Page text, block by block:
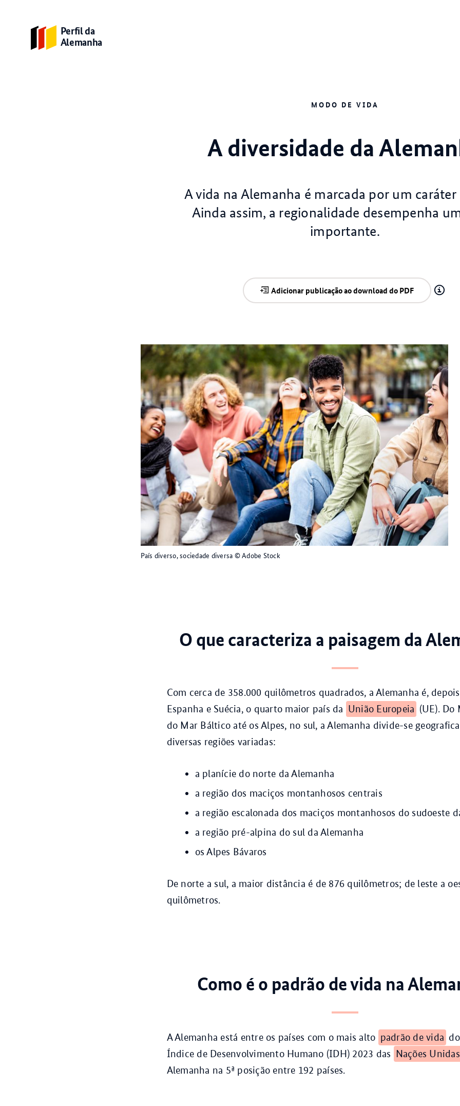
Perfil da
Alemanha
MODO DE VIDA
A diversidade da
A vida na Alemanha é marcada por um
Ainda assim, a regionalidade desempenha
importante.
Adicionar publicação ao download do PDF
País diverso, sociedade diversa © Adobe Stock
O que caracteriza a paisagem da
Com cerca de 358.000 quilômetros quadrados, a Alemanha é,
Espanha e Suécia, o quarto maior país da União Europeia (UE). Do
do Mar Báltico até os Alpes, no sul, a Alemanha divide-se
diversas regiões variadas:
a planície do norte da Alemanha
a região dos maciços montanhosos centrais
a região escalonada dos maciços montanhosos do sudoeste
a região pré-alpina do sul da Alemanha
os Alpes Bávaros
De norte a sul, a maior distância é de 876 quilômetros; de leste a
quilômetros.
Como é o padrão de vida na
A Alemanha está entre os países com o mais alto padrão de vida
Índice de Desenvolvimento Humano (IDH) 2023 das Nações Unidas
Alemanha na 5ª posição entre 192 países.